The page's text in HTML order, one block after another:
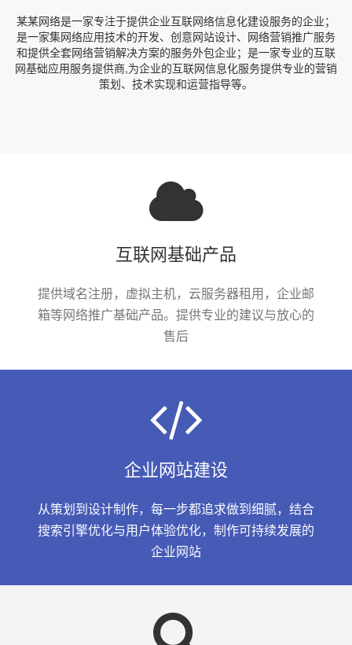
某某网络是一家专注于提供企业互联网络信息化建设服务的企业；
是一家集网络应用技术的开发、创意网站设计、网络营销推广服务
和提供全套网络营销解决方案的服务外包企业；是一家专业的互联
网基础应用服务提供商,为企业的互联网信息化服务提供专业的营销
策划、技术实现和运营指导等。
互联网基础产品
提供域名注册，虚拟主机，云服务器租用，企业邮
箱等网络推广基础产品。提供专业的建议与放心的
售后
企业网站建设
从策划到设计制作，每一步都追求做到细腻，结合
搜索引擎优化与用户体验优化，制作可持续发展的
企业网站